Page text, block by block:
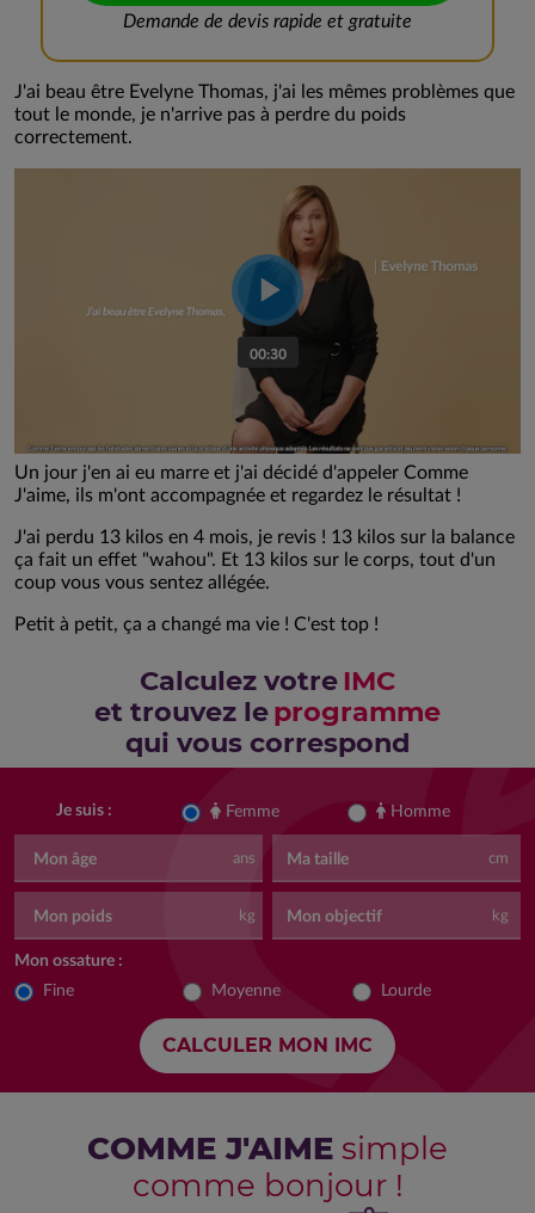
Demande de devis rapide et gratuite
J'ai beau être Evelyne Thomas, j'ai les mêmes problèmes que
tout le monde, je n'arrive pas à perdre du poids
correctement.
Un jour j'en ai eu marre et j'ai décidé d'appeler Comme
J'aime, ils m'ont accompagnée et regardez le résultat !
J'ai perdu 13 kilos en 4 mois, je revis ! 13 kilos sur la balance
ça fait un effet "wahou". Et 13 kilos sur le corps, tout d'un
coup vous vous sentez allégée.
Petit à petit, ça a changé ma vie ! C'est top !
Calculez votre IMC
et trouvez leprogramme
qui vous correspond
Je suis : Femme Homme
Mon âge ans Ma taille cm
Mon poids kg Mon objectif kg
Mon ossature :
Fine Moyenne Lourde
COMME J'AIME simple
comme bonjour !